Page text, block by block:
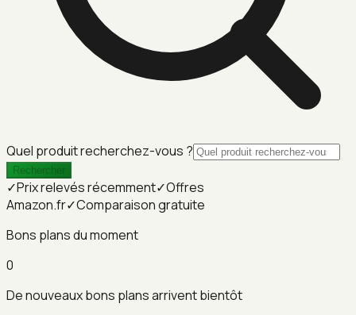
Quel produit recherchez-vous ?
Rechercher
✓Prix relevés récemment✓Offres
Amazon.fr✓Comparaison gratuite
Bons plans du moment
0
De nouveaux bons plans arrivent bientôt